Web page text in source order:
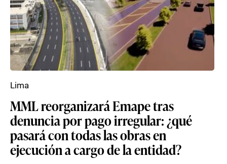
MML reorganizará Emape tras
denuncia por pago irregular: ¿qué
pasará con todas las obras en
ejecución a cargo de la entidad?
Lima